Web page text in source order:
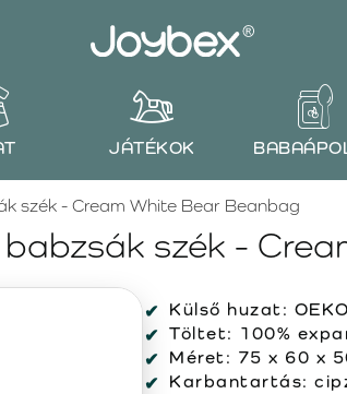
JÁTÉKOK
szék -
szék - Cream White Bear Beanbag
Külső huzat:
Töltet: 100%
Méret: 75 x 60 x
Karbantartás: